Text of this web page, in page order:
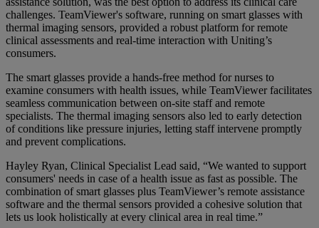
challenges. TeamViewer's software, running on smart glasses with
thermal imaging sensors, provided a robust platform for remote
clinical assessments and real-time interaction with Uniting’s
consumers.
The smart glasses provide a hands-free method for nurses to
examine consumers with health issues, while TeamViewer facilitates
seamless communication between on-site staff and remote
specialists. The thermal imaging sensors also led to early detection
of conditions like pressure injuries, letting staff intervene promptly
and prevent complications.
Hayley Ryan, Clinical Specialist Lead said, “We wanted to support
consumers' needs in case of a health issue as fast as possible. The
combination of smart glasses plus TeamViewer’s remote assistance
software and the thermal sensors provided a cohesive solution that
lets us look holistically at every clinical area in real time.”